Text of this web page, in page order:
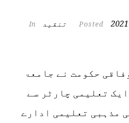
تنقید
حکومت نے جامعۃ
تعلیمی چارٹر سے
مذہبی تعلیمی ادارے